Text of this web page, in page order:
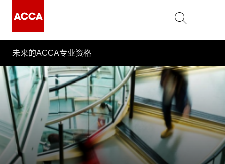
未来的ACCA专业资格